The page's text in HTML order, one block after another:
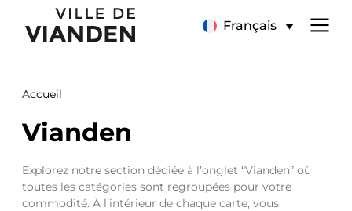
Vianden Français
Menu
navigation
principal
Accueil
Vianden
Explorez notre section dédiée à l’onglet “Vianden” où
toutes les catégories sont regroupées pour votre
commodité. À l’intérieur de chaque carte, vous